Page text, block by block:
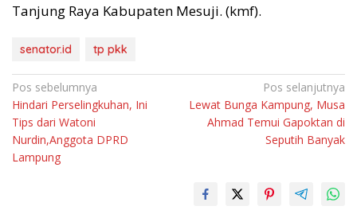
Tanjung Raya Kabupaten Mesuji. (kmf).
senator.id tp pkk
Navigasi
pos
Pos sebelumnya
Hindari Perselingkuhan, Ini
Tips dari Watoni
Nurdin,Anggota DPRD
Lampung
Pos selanjutnya
Lewat Bunga Kampung, Musa
Ahmad Temui Gapoktan di
Seputih Banyak